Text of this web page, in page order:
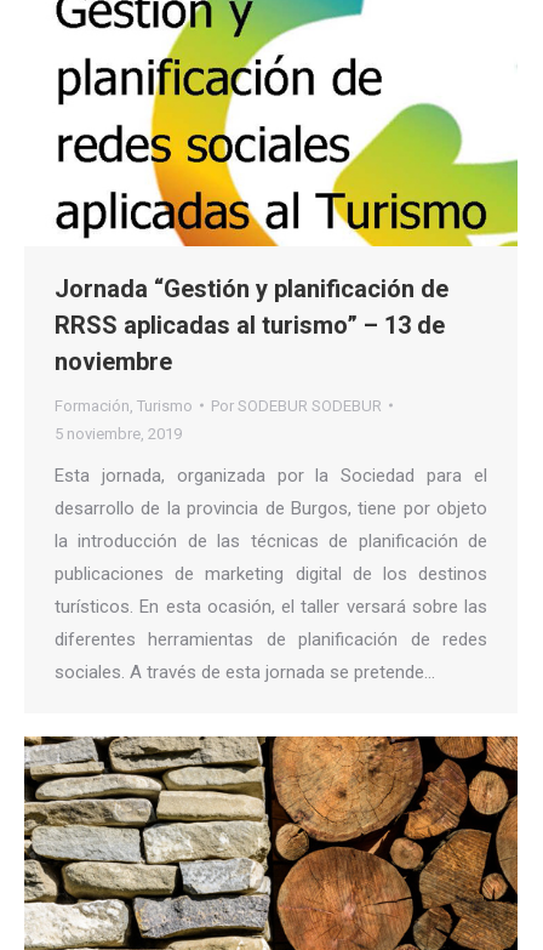
Jornada “Gestión y planificación de
RRSS aplicadas al turismo” – 13 de
noviembre
Formación Turismo Por SODEBUR SODEBUR
5 noviembre, 2019
Esta jornada, organizada por la Sociedad para el
desarrollo de la provincia de Burgos, tiene por objeto
la introducción de las técnicas de planificación de
publicaciones de marketing digital de los destinos
turísticos. En esta ocasión, el taller versará sobre las
diferentes herramientas de planificación de redes
sociales. A través de esta jornada se pretende…